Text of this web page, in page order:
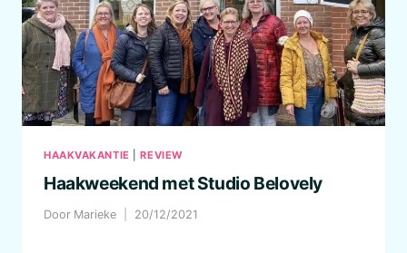
HAAKVAKANTIE |REVIEW
Haakweekend met Studio Belovely
Door Marieke 20/12/2021